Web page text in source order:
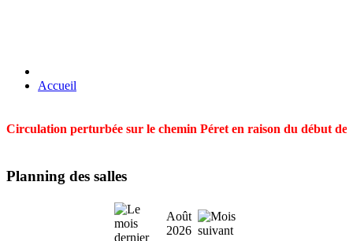
Accueil
Circulation perturbée sur le chemin Péret en raison du début
Planning des salles
Août
2026